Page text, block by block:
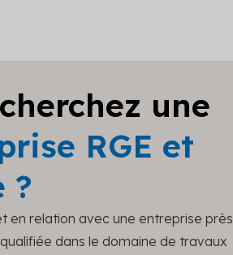
une
RGE et
?
en relation avec une entreprise près
dans le domaine de travaux